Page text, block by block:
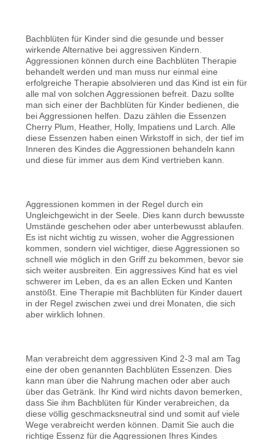
Bachblüten für Kinder sind die gesunde und besser
wirkende Alternative bei aggressiven Kindern.
Aggressionen können durch eine Bachblüten Therapie
behandelt werden und man muss nur einmal eine
erfolgreiche Therapie absolvieren und das Kind ist ein für
alle mal von solchen Aggressionen befreit. Dazu sollte
man sich einer der Bachblüten für Kinder bedienen, die
bei Aggressionen helfen. Dazu zählen die Essenzen
Cherry Plum, Heather, Holly, Impatiens und Larch. Alle
diese Essenzen haben einen Wirkstoff in sich, der tief im
Inneren des Kindes die Aggressionen behandeln kann
und diese für immer aus dem Kind vertrieben kann.
Aggressionen kommen in der Regel durch ein
Ungleichgewicht in der Seele. Dies kann durch bewusste
Umstände geschehen oder aber unterbewusst ablaufen.
Es ist nicht wichtig zu wissen, woher die Aggressionen
kommen, sondern viel wichtiger, diese Aggressionen so
schnell wie möglich in den Griff zu bekommen, bevor sie
sich weiter ausbreiten. Ein aggressives Kind hat es viel
schwerer im Leben, da es an allen Ecken und Kanten
anstößt. Eine Therapie mit Bachblüten für Kinder dauert
in der Regel zwischen zwei und drei Monaten, die sich
aber wirklich lohnen.
Man verabreicht dem aggressiven Kind 2-3 mal am Tag
eine der oben genannten Bachblüten Essenzen. Dies
kann man über die Nahrung machen oder aber auch
über das Getränk. Ihr Kind wird nichts davon bemerken,
dass Sie ihm Bachblüten für Kinder verabreichen, da
diese völlig geschmacksneutral sind und somit auf viele
Wege verabreicht werden können. Damit Sie auch die
richtige Essenz für die Aggressionen Ihres Kindes